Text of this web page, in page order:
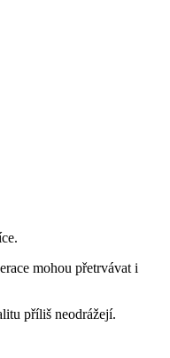
mohou přetrvávat i
příliš neodrážejí.